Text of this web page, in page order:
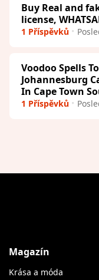
Buy Real and
license,
1 Příspěvků
Voodoo Spells
Johannesburg
In Cape Town
1 Příspěvků
Magazín
Krása a móda